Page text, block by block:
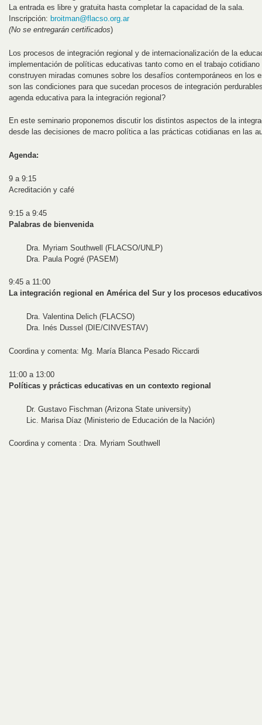
La entrada es libre y gratuita hasta completar la capacidad de la sala.
Inscripción: broitman@flacso.org.ar
(No se entregarán certificados)
Los procesos de integración regional y de internacionalización de la
implementación de políticas educativas tanto como en el trabajo
construyen miradas comunes sobre los desafíos contemporáneos en los
son las condiciones para que sucedan procesos de integración
agenda educativa para la integración regional?
En este seminario proponemos discutir los distintos aspectos de la
desde las decisiones de macro política a las prácticas cotidianas en las
Agenda:
9 a 9:15
Acreditación y café
9:15 a 9:45
Palabras de bienvenida
Dra. Myriam Southwell (FLACSO/UNLP)
Dra. Paula Pogré (PASEM)
9:45 a 11:00
La integración regional en América del Sur y los procesos
Dra. Valentina Delich (FLACSO)
Dra. Inés Dussel (DIE/CINVESTAV)
Coordina y comenta: Mg. María Blanca Pesado Riccardi
11:00 a 13:00
Políticas y prácticas educativas en un contexto regional
Dr. Gustavo Fischman (Arizona State university)
Lic. Marisa Díaz (Ministerio de Educación de la Nación)
Coordina y comenta : Dra. Myriam Southwell